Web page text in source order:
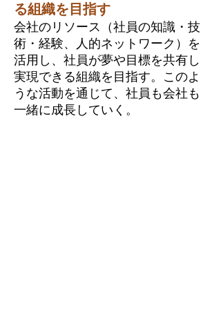
る組織を目指す
会社のリソース（社員の知識・技
術・経験、人的ネットワーク）を
活用し、社員が夢や目標を共有し
実現できる組織を目指す。このよ
うな活動を通じて、社員も会社も
一緒に成長していく。